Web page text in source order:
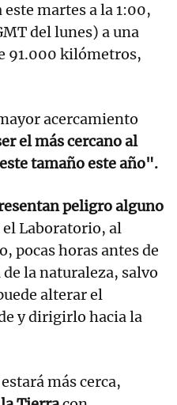
martes a la 1:00,
del lunes) a una
91.000 kilómetros,
acercamiento
el más cercano al
tamaño este año".
peligro alguno
el Laboratorio, al
pocas horas antes de
la naturaleza, salvo
alterar el
y dirigirlo hacia la
más cerca,